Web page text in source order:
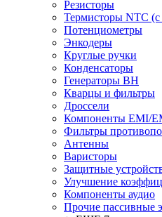
Резисторы
Термисторы NTC (с
Потенциометры
Энкодеры
Круглые ручки
Конденсаторы
Генераторы ВН
Кварцы и фильтры
Дроссели
Компоненты EMI/
Фильтры
Антенны
Варисторы
Защитные
Улучшение
Компоненты аудио
Прочие пассивные